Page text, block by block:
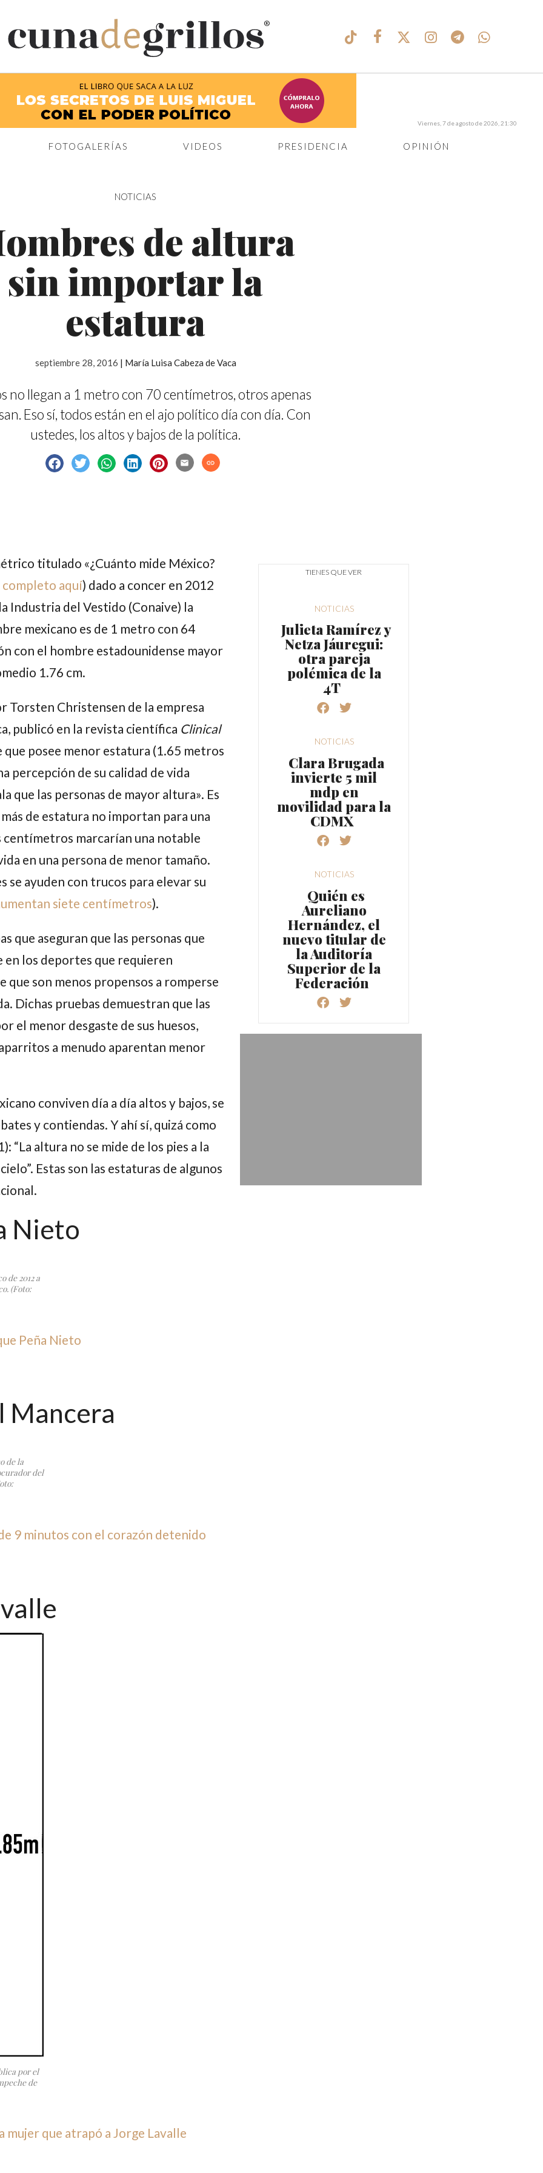
®
FOTOGALERÍAS VIDEOS PRESIDENCIA OPINIÓN
Viernes, 7 de agosto de 2026, 21:30
NOTICIAS
de altura
sin importar la
estatura
septiembre 28, 2016 | María Luisa Cabeza de Vaca
no llegan a 1 metro con 70 centímetros, otros apenas
Eso sí, todos están en el ajo político día con día. Con
ustedes, los altos y bajos de la política.
email link
titulado «¿Cuánto mide México?
aquí) dado a concer en 2012
Industria del Vestido (Conaive) la
mexicano es de 1 metro con 64
con el hombre estadounidense mayor
1.76 cm.
Torsten Christensen de la empresa
, publicó en la revista científica Clinical
posee menor estatura (1.65 metros
percepción de su calidad de vida
que las personas de mayor altura». Es
de estatura no importan para una
centímetros marcarían una notable
en una persona de menor tamaño.
se ayuden con trucos para elevar su
siete centímetros).
que aseguran que las personas que
en los deportes que requieren
que son menos propensos a romperse
Dichas pruebas demuestran que las
el menor desgaste de sus huesos,
a menudo aparentan menor
conviven día a día altos y bajos, se
y contiendas. Y ahí sí, quizá como
“La altura no se mide de los pies a la
Estas son las estaturas de algunos
Nieto
de 2012 a
(Foto:
Peña Nieto
Mancera
de la
del
9 minutos con el corazón detenido
por el
de
mujer que atrapó a Jorge Lavalle
TIENES QUE VER
NOTICIAS
Julieta Ramírez y
Netza Jáuregui:
otra pareja
polémica de la
4T
NOTICIAS
Clara Brugada
invierte 5 mil
mdp en
movilidad para la
CDMX
NOTICIAS
Quién es
Aureliano
Hernández, el
nuevo titular de
la Auditoría
Superior de la
Federación